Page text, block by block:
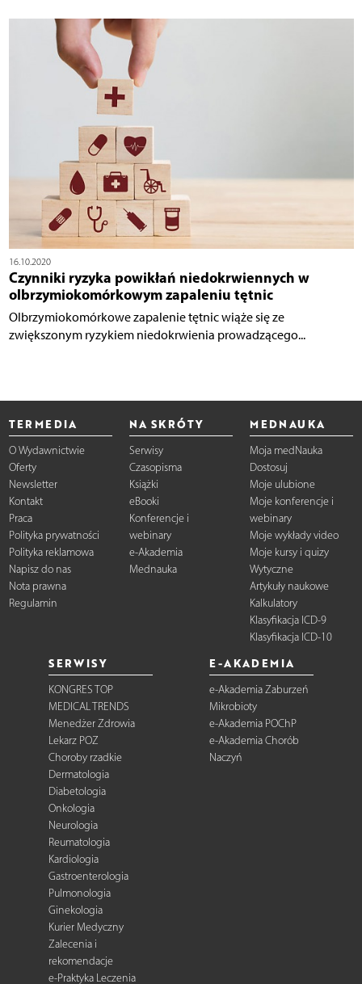
16.10.2020
Czynniki ryzyka powikłań niedokrwiennych w
olbrzymiokomórkowym zapaleniu tętnic
Olbrzymiokomórkowe zapalenie tętnic wiąże się ze
zwiększonym ryzykiem niedokrwienia prowadzącego...
TERMEDIA
O Wydawnictwie
Oferty
Newsletter
Kontakt
Praca
Polityka prywatności
Polityka reklamowa
Napisz do nas
Nota prawna
Regulamin
NA SKRÓTY
Serwisy
Czasopisma
Książki
eBooki
Konferencje i
webinary
e-Akademia
Mednauka
MEDNAUKA
Moja medNauka
Dostosuj
Moje ulubione
Moje konferencje i
webinary
Moje wykłady video
Moje kursy i quizy
Wytyczne
Artykuły naukowe
Kalkulatory
Klasyfikacja ICD-9
Klasyfikacja ICD-10
SERWISY
KONGRES TOP
MEDICAL TRENDS
Menedżer Zdrowia
Lekarz POZ
Choroby rzadkie
Dermatologia
Diabetologia
Onkologia
Neurologia
Reumatologia
Kardiologia
Gastroenterologia
Pulmonologia
Ginekologia
Kurier Medyczny
Zalecenia i
rekomendacje
e-Praktyka Leczenia
E-AKADEMIA
e-Akademia Zaburzeń
Mikrobioty
e-Akademia POChP
e-Akademia Chorób
Naczyń